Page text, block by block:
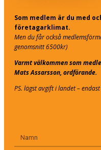
Som medlem är du med
företagarklimat.
Men du får också
genomsnitt 6500kr)
Varmt välkommen som
Mats Assarsson, ordförande.
PS. lägst avgift i landet –